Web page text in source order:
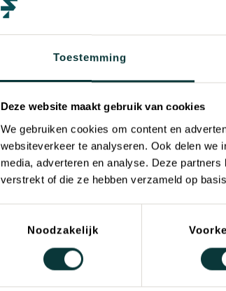
Toestemming
Deze website maakt gebruik van cookies
We gebruiken cookies om content en
websiteverkeer te analyseren. Ook delen we
media, adverteren en analyse. Deze
verstrekt of die ze hebben verzameld op
Noodzakelijk